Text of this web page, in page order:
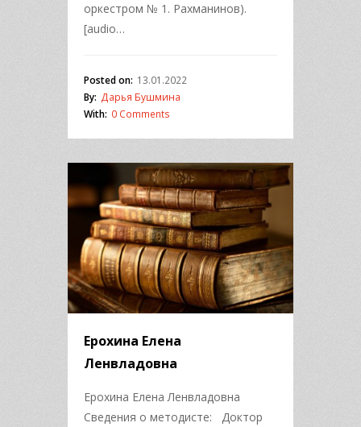
оркестром № 1. Рахманинов).
[audio…
Posted on: 13.01.2022
By: Дарья Бушмина
With: 0 Comments
Ерохина Елена
Ленвладовна
Ерохина Елена Ленвладовна
Сведения о методисте: Доктор